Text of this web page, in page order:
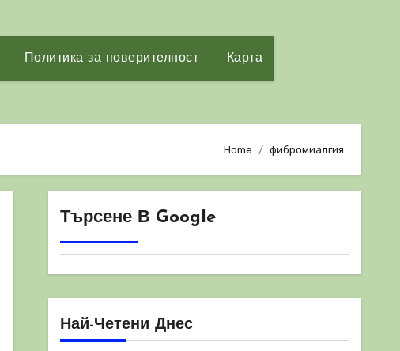
Политика за поверителност Карта
Home фибромиалгия
Търсене В Google
Най-Четени Днес